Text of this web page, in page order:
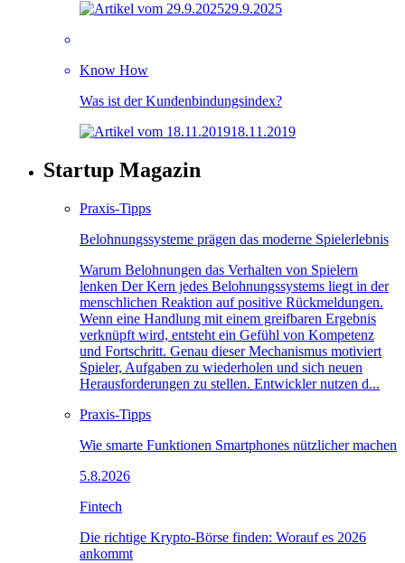
29.9.2025
Know How
Was ist der Kundenbindungsindex?
18.11.2019
Startup Magazin
Praxis-Tipps
Belohnungssysteme prägen das moderne Spielerlebnis
Warum Belohnungen das Verhalten von Spielern
lenken Der Kern jedes Belohnungssystems liegt in der
menschlichen Reaktion auf positive Rückmeldungen.
Wenn eine Handlung mit einem greifbaren Ergebnis
verknüpft wird, entsteht ein Gefühl von Kompetenz
und Fortschritt. Genau dieser Mechanismus motiviert
Spieler, Aufgaben zu wiederholen und sich neuen
Herausforderungen zu stellen. Entwickler nutzen d...
Praxis-Tipps
Wie smarte Funktionen Smartphones nützlicher machen
5.8.2026
Fintech
Die richtige Krypto-Börse finden: Worauf es 2026
ankommt